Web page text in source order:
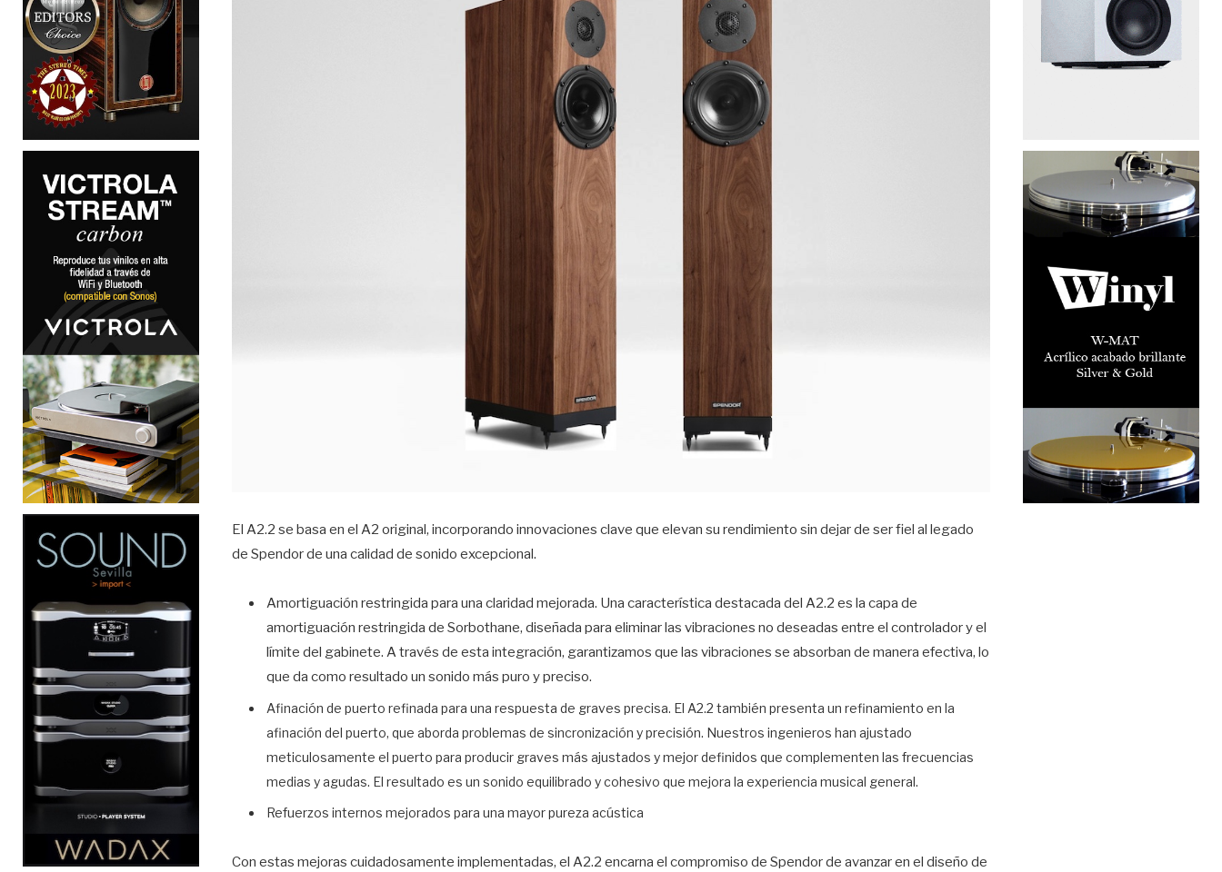
El A2.2 se basa en el A2 original, incorporando innovaciones clave que elevan su rendimiento sin dejar de ser fiel al legado
de Spendor de una calidad de sonido excepcional.
Amortiguación restringida para una claridad mejorada. Una característica destacada del A2.2 es la capa de
amortiguación restringida de Sorbothane, diseñada para eliminar las vibraciones no deseadas entre el controlador y el
límite del gabinete. A través de esta integración, garantizamos que las vibraciones se absorban de manera efectiva, lo
que da como resultado un sonido más puro y preciso.
Afinación de puerto refinada para una respuesta de graves precisa. El A2.2 también presenta un refinamiento en la
afinación del puerto, que aborda problemas de sincronización y precisión. Nuestros ingenieros han ajustado
meticulosamente el puerto para producir graves más ajustados y mejor definidos que complementen las frecuencias
medias y agudas. El resultado es un sonido equilibrado y cohesivo que mejora la experiencia musical general.
Refuerzos internos mejorados para una mayor pureza acústica
Con estas mejoras cuidadosamente implementadas, el A2.2 encarna el compromiso de Spendor de avanzar en el diseño de